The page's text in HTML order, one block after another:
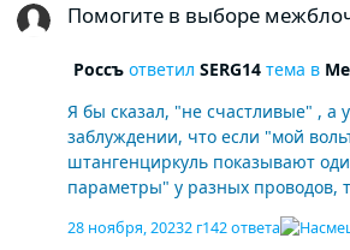
Помогите в выборе
Россъответил SERG14тема в
Я бы сказал, "не счастливые" , а
заблуждении, что если "мой
штангенциркуль показывают
параметры" у разных проводов,
"звучать" по разному. Этих хоть
они не сознаются что слышат
28 ноября, 20232 г142 ответа